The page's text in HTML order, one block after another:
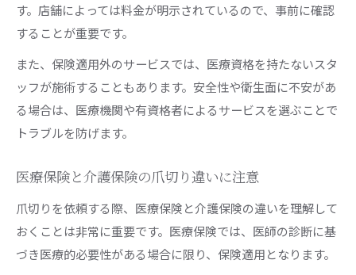
す。店舗によっては料金が明示されているので、事前に確認
することが重要です。
また、保険適用外のサービスでは、医療資格を持たないスタ
ッフが施術することもあります。安全性や衛生面に不安があ
る場合は、医療機関や有資格者によるサービスを選ぶことで
トラブルを防げます。
医療保険と介護保険の爪切り違いに注意
爪切りを依頼する際、医療保険と介護保険の違いを理解して
おくことは非常に重要です。医療保険では、医師の診断に基
づき医療的必要性がある場合に限り、保険適用となります。